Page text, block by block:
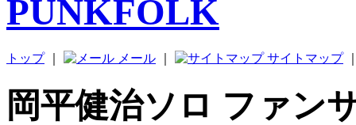
トップ｜ メール サイトマップ
岡平健治ソロ ファン